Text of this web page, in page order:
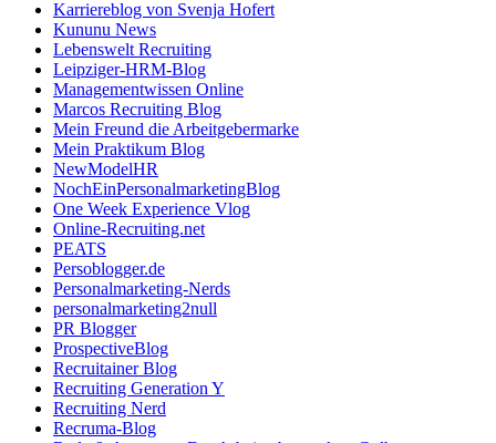
Karriereblog von Svenja Hofert
Kununu News
Lebenswelt Recruiting
Leipziger-HRM-Blog
Managementwissen Online
Marcos Recruiting Blog
Mein Freund die Arbeitgebermarke
Mein Praktikum Blog
NewModelHR
NochEinPersonalmarketingBlog
One Week Experience Vlog
Online-Recruiting.net
PEATS
Persoblogger.de
Personalmarketing-Nerds
personalmarketing2null
PR Blogger
ProspectiveBlog
Recruitainer Blog
Recruiting Generation Y
Recruiting Nerd
Recruma-Blog